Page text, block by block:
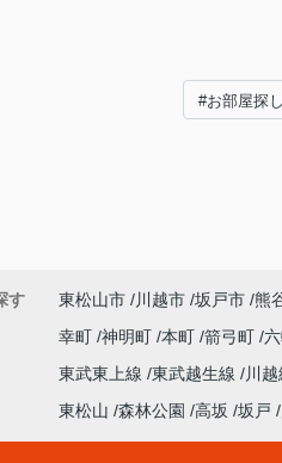
#お部屋探し
す 東松山市 川越市 坂戸市 熊
幸町 神明町 本町 箭弓町
東武東上線 東武越生線 川越
東松山 森林公園 高坂 坂戸